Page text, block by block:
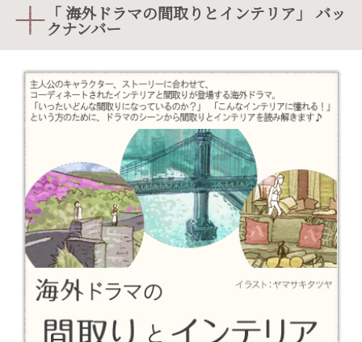
「 海外ドラマの間取りとインテリア」 バッ
クナンバー